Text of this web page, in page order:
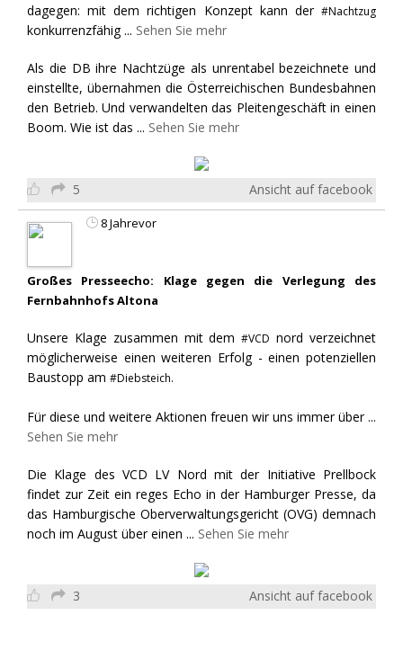
dagegen: mit dem richtigen Konzept kann der #Nachtzug
konkurrenzfähig ... Sehen Sie mehr
Als die DB ihre Nachtzüge als unrentabel bezeichnete und
einstellte, übernahmen die Österreichischen Bundesbahnen
den Betrieb. Und verwandelten das Pleitengeschäft in einen
Boom. Wie ist das ... Sehen Sie mehr
5 Ansicht auf facebook
8 Jahrevor
Großes Presseecho: Klage gegen die Verlegung des
Fernbahnhofs Altona
Unsere Klage zusammen mit dem#VCD nord verzeichnet
möglicherweise einen weiteren Erfolg - einen potenziellen
Baustopp am #Diebsteich.
Für diese und weitere Aktionen freuen wir uns immer über ...
Sehen Sie mehr
Die Klage des VCD LV Nord mit der Initiative Prellbock
findet zur Zeit ein reges Echo in der Hamburger Presse, da
das Hamburgische Oberverwaltungsgericht (OVG) demnach
noch im August über einen ... Sehen Sie mehr
3 Ansicht auf facebook